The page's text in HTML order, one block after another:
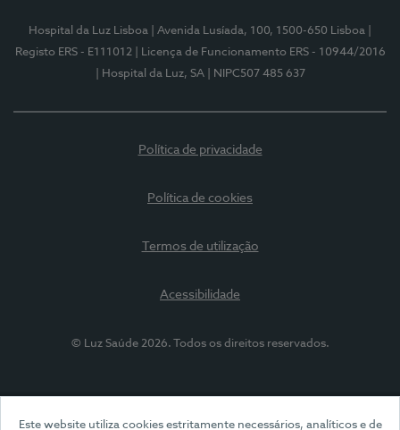
Este website utiliza cookies estritamente necessários, analíticos e de
Hospital da Luz Lisboa | Avenida Lusíada, 100, 1500-650 Lisboa
Registo ERS - E111012
| Licença de Funcionamento ERS - 10944/2016
| Hospital da Luz, SA
| NIPC507 485 637
Política de privacidade
Política de cookies
Termos de utilização
Acessibilidade
© Luz Saúde 2026. Todos os direitos reservados.